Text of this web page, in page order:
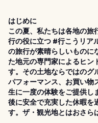
はじめに
この夏、私たちは各地の旅
行の役に立つ #行こうリア
の旅行が素晴らしいものに
た地元の専門家によるヒン
す。その土地ならではのグ
パフォーマンス、お買い物
生に一度の体験をご提供し
後に安全で充実した休暇を
す。ザ・観光地とはおさら